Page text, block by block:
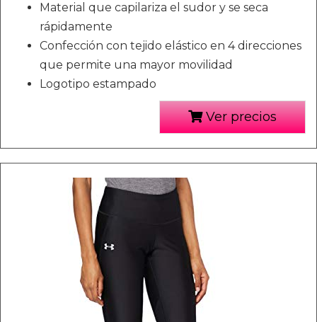
Material que capilariza el sudor y se seca
rápidamente
Confección con tejido elástico en 4 direcciones
que permite una mayor movilidad
Logotipo estampado
Ver precios